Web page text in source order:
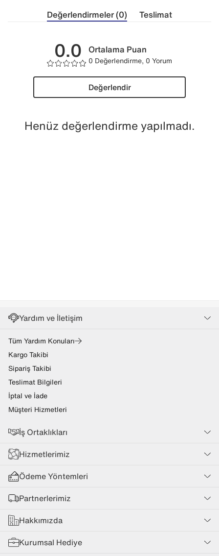
Değerlendirmeler (0) Teslimat
0.0 Ortalama Puan
0 Değerlendirme, 0 Yorum
Değerlendir
Henüz değerlendirme yapılmadı.
Yardım ve İletişim
Tüm Yardım Konuları
Kargo Takibi
Sipariş Takibi
Teslimat Bilgileri
İptal ve İade
Müşteri Hizmetleri
İş Ortaklıkları
Hizmetlerimiz
Ödeme Yöntemleri
Partnerlerimiz
Hakkımızda
Kurumsal Hediye